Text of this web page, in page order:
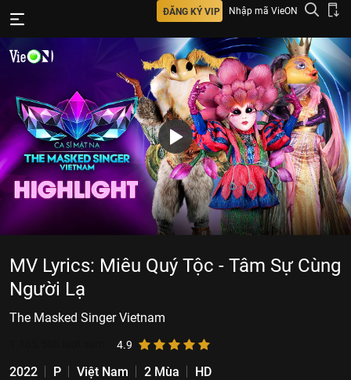
ĐĂNG KÝ VIP Nhập mã VieON
MV Lyrics: Miêu Quý Tộc - Tâm Sự Cùng
Người Lạ
The Masked Singer Vietnam
4.9
2022 P Việt Nam 2 Mùa
HD